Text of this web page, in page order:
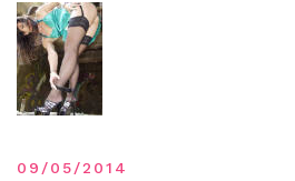
09/05/2014